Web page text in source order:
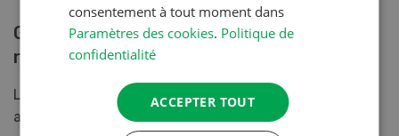
GEA présente une nouvelle génération de
robots de traite
Les systèmes de traite automatique optimisés de GEA
apportent des avantages économiques et écologiques
consentement à tout moment dans
Paramètres des cookies. Politique de
confidentialité
ACCEPTER TOUT